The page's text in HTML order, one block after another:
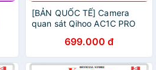
[BẢN QUỐC TẾ] Camera
quan sát Qihoo AC1C PRO
ngoại - Chính Hãng
699.000 đ